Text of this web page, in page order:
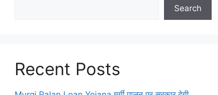
Search
Recent Posts